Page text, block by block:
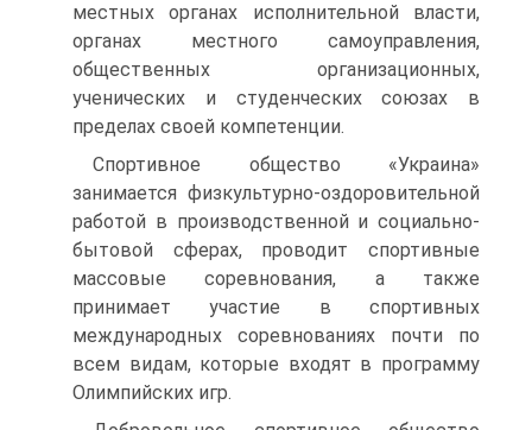
местных органах исполнительной власти,
органах местного самоуправления,
общественных организационных,
ученических и студенческих союзах в
пределах своей компетенции.
Спортивное общество «Украина»
занимается физкультурно-оздоровительной
работой в производственной и социально-
бытовой сферах, проводит спортивные
массовые соревнования, а также
принимает участие в спортивных
международных соревнованиях почти по
всем видам, которые входят в программу
Олимпийских игр.